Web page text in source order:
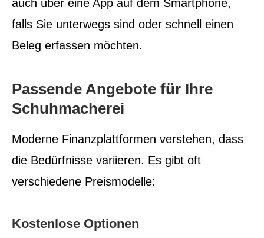
auch über eine App auf dem Smartphone,
falls Sie unterwegs sind oder schnell einen
Beleg erfassen möchten.
Passende Angebote für Ihre
Schuhmacherei
Moderne Finanzplattformen verstehen, dass
die Bedürfnisse variieren. Es gibt oft
verschiedene Preismodelle:
Kostenlose Optionen